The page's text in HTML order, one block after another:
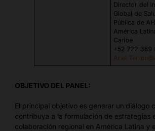
Director del
Global de
Pública de
América
Caribe
+52 722 369
OBJETIVO DEL PANEL:
El principal objetivo es generar un diálogo
contribuya a la formulación de estrategias
colaboración regional en América Latina y